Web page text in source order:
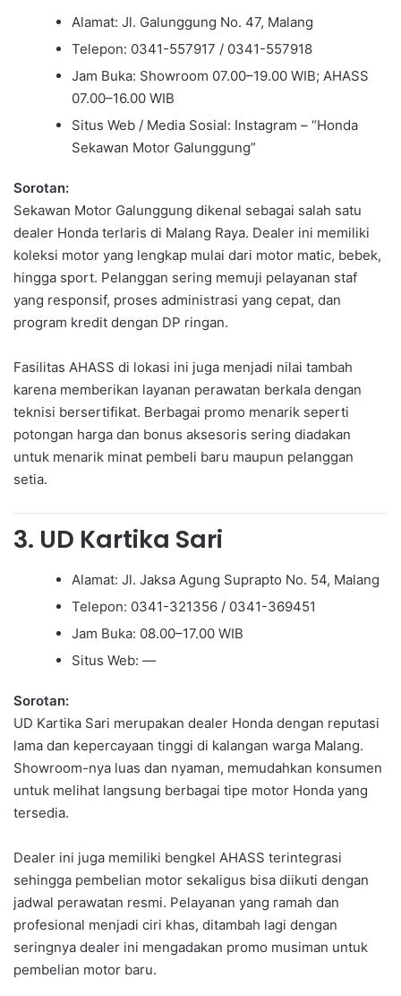
Alamat: Jl. Galunggung No. 47, Malang
Telepon: 0341-557917 / 0341-557918
Jam Buka: Showroom 07.00–19.00 WIB; AHASS
07.00–16.00 WIB
Situs Web / Media Sosial: Instagram – “Honda
Sekawan Motor Galunggung”
Sorotan:
Sekawan Motor Galunggung dikenal sebagai salah satu
dealer Honda terlaris di Malang Raya. Dealer ini memiliki
koleksi motor yang lengkap mulai dari motor matic, bebek,
hingga sport. Pelanggan sering memuji pelayanan staf
yang responsif, proses administrasi yang cepat, dan
program kredit dengan DP ringan.
Fasilitas AHASS di lokasi ini juga menjadi nilai tambah
karena memberikan layanan perawatan berkala dengan
teknisi bersertifikat. Berbagai promo menarik seperti
potongan harga dan bonus aksesoris sering diadakan
untuk menarik minat pembeli baru maupun pelanggan
setia.
3. UD Kartika Sari
Alamat: Jl. Jaksa Agung Suprapto No. 54, Malang
Telepon: 0341-321356 / 0341-369451
Jam Buka: 08.00–17.00 WIB
Situs Web: —
Sorotan:
UD Kartika Sari merupakan dealer Honda dengan reputasi
lama dan kepercayaan tinggi di kalangan warga Malang.
Showroom-nya luas dan nyaman, memudahkan konsumen
untuk melihat langsung berbagai tipe motor Honda yang
tersedia.
Dealer ini juga memiliki bengkel AHASS terintegrasi
sehingga pembelian motor sekaligus bisa diikuti dengan
jadwal perawatan resmi. Pelayanan yang ramah dan
profesional menjadi ciri khas, ditambah lagi dengan
seringnya dealer ini mengadakan promo musiman untuk
pembelian motor baru.